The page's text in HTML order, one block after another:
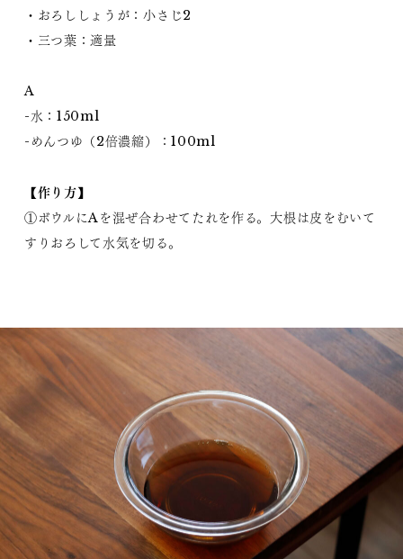
・おろししょうが：小さじ2
・三つ葉：適量
A
-水：150ml
-めんつゆ（2倍濃縮）：100ml
【作り方】
①ボウルにAを混ぜ合わせてたれを作る。大根は皮をむいて
すりおろして水気を切る。